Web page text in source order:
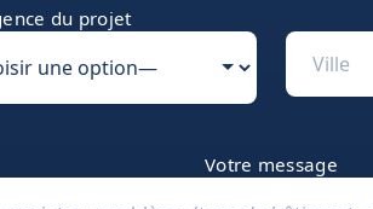
du projet
Votre message